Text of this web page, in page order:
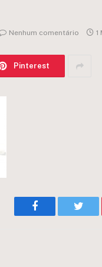
Nenhum comentário 1
Pinterest
Facebook